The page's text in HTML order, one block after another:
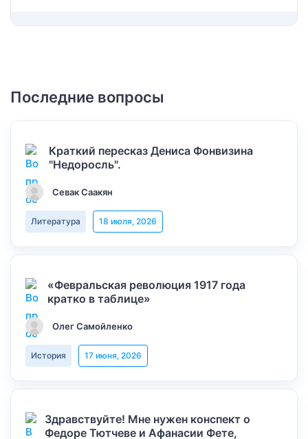
Последние вопросы
Краткий пересказ Дениса Фонвизина
"Недоросль".
Севак Саакян
Литература 18 июля, 2026
«Февральская революция 1917 года
кратко в таблице»
Олег Самойленко
История 17 июня, 2026
Здравствуйте! Мне нужен конспект о
Федоре Тютчеве и Афанасии Фете,